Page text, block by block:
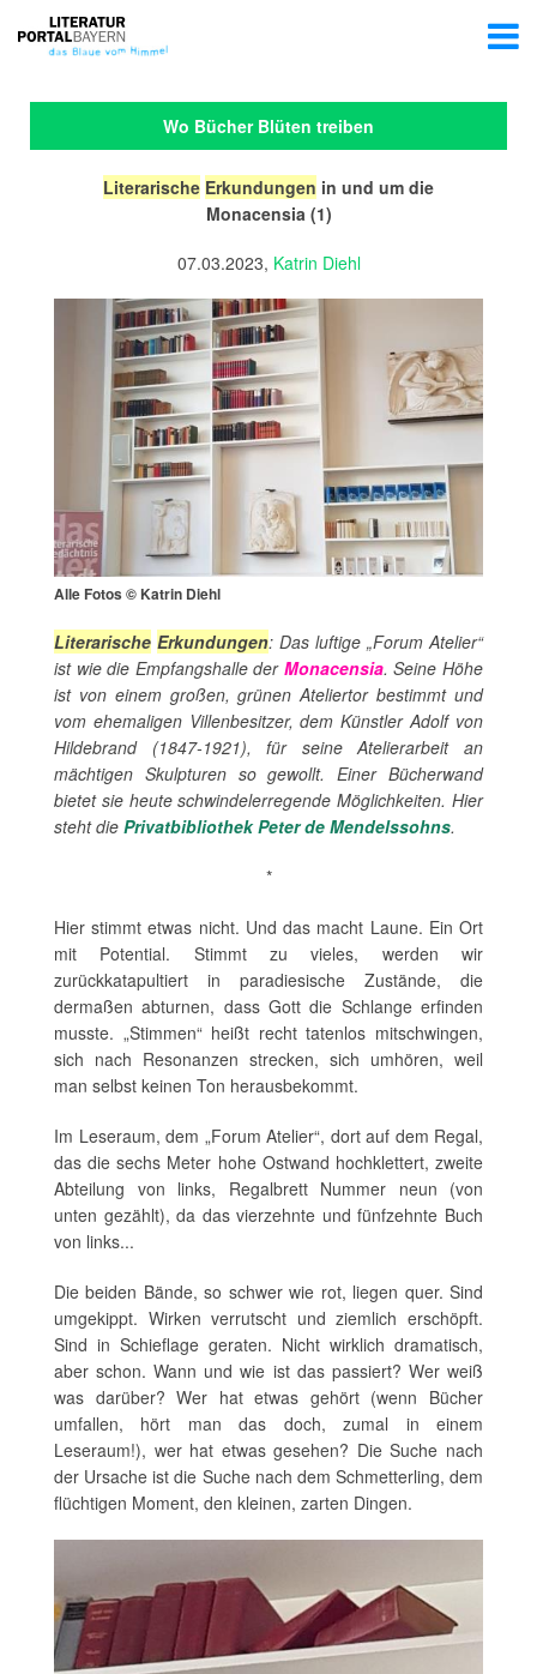
Wo Bücher Blüten treiben
Literarische Erkundungen in und um die
Monacensia (1)
07.03.2023, Katrin Diehl
Alle Fotos © Katrin Diehl
Literarische Erkundungen: Das luftige „Forum Atelier“
ist wie die Empfangshalle der Monacensia. Seine Höhe
ist von einem großen, grünen Ateliertor bestimmt und
vom ehemaligen Villenbesitzer, dem Künstler Adolf von
Hildebrand (1847-1921), für seine Atelierarbeit an
mächtigen Skulpturen so gewollt. Einer Bücherwand
bietet sie heute schwindelerregende Möglichkeiten. Hier
steht die Privatbibliothek Peter de Mendelssohns.
*
Hier stimmt etwas nicht. Und das macht Laune. Ein Ort
mit Potential. Stimmt zu vieles, werden wir
zurückkatapultiert in paradiesische Zustände, die
dermaßen abturnen, dass Gott die Schlange erfinden
musste. „Stimmen“ heißt recht tatenlos mitschwingen,
sich nach Resonanzen strecken, sich umhören, weil
man selbst keinen Ton herausbekommt.
Im Leseraum, dem „Forum Atelier“, dort auf dem Regal,
das die sechs Meter hohe Ostwand hochklettert, zweite
Abteilung von links, Regalbrett Nummer neun (von
unten gezählt), da das vierzehnte und fünfzehnte Buch
von links...
Die beiden Bände, so schwer wie rot, liegen quer. Sind
umgekippt. Wirken verrutscht und ziemlich erschöpft.
Sind in Schieflage geraten. Nicht wirklich dramatisch,
aber schon. Wann und wie ist das passiert? Wer weiß
was darüber? Wer hat etwas gehört (wenn Bücher
umfallen, hört man das doch, zumal in einem
Leseraum!), wer hat etwas gesehen? Die Suche nach
der Ursache ist die Suche nach dem Schmetterling, dem
flüchtigen Moment, den kleinen, zarten Dingen.